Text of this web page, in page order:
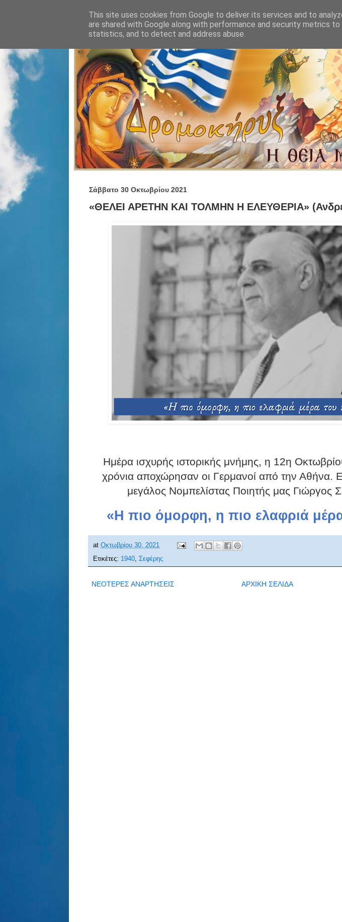
Σάββατο 30 Οκτωβρίου 2021
«ΘΕΛΕΙ ΑΡΕΤΗΝ ΚΑΙ ΤΟΛΜΗΝ Η ΕΛΕΥΘΕΡΙΑ»
Ημέρα ισχυρής ιστορικής μνήμης, η 12η
χρόνια αποχώρησαν οι Γερμανοί από την Αθήνα.
μεγάλος Νομπελίστας Ποιητής μας Γιώργος
«Η πιο όμορφη, η πιο ελαφριά
at Οκτωβρίου 30, 2021
Ετικέτες: 1940, Σεφέρης
ΝΕΟΤΕΡΕΣ ΑΝΑΡΤΗΣΕΙΣ ΑΡΧΙΚΗ ΣΕΛΙΔΑ
This site uses cookies from Google to deliver its services and to
are shared with Google along with performance and security metrics
statistics, and to detect and address abuse.